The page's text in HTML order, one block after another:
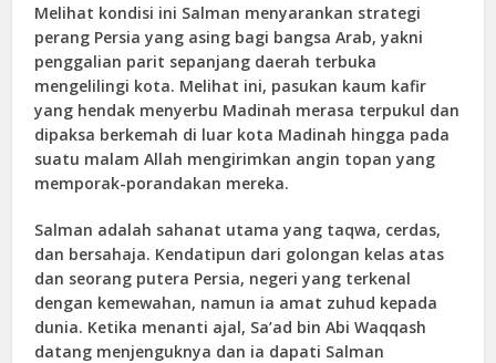
Melihat kondisi ini Salman menyarankan strategi
perang Persia yang asing bagi bangsa Arab, yakni
penggalian parit sepanjang daerah terbuka
mengelilingi kota. Melihat ini, pasukan kaum kafir
yang hendak menyerbu Madinah merasa terpukul dan
dipaksa berkemah di luar kota Madinah hingga pada
suatu malam Allah mengirimkan angin topan yang
memporak-porandakan mereka.
Salman adalah sahanat utama yang taqwa, cerdas,
dan bersahaja. Kendatipun dari golongan kelas atas
dan seorang putera Persia, negeri yang terkenal
dengan kemewahan, namun ia amat zuhud kepada
dunia. Ketika menanti ajal, Sa’ad bin Abi Waqqash
datang menjenguknya dan ia dapati Salman